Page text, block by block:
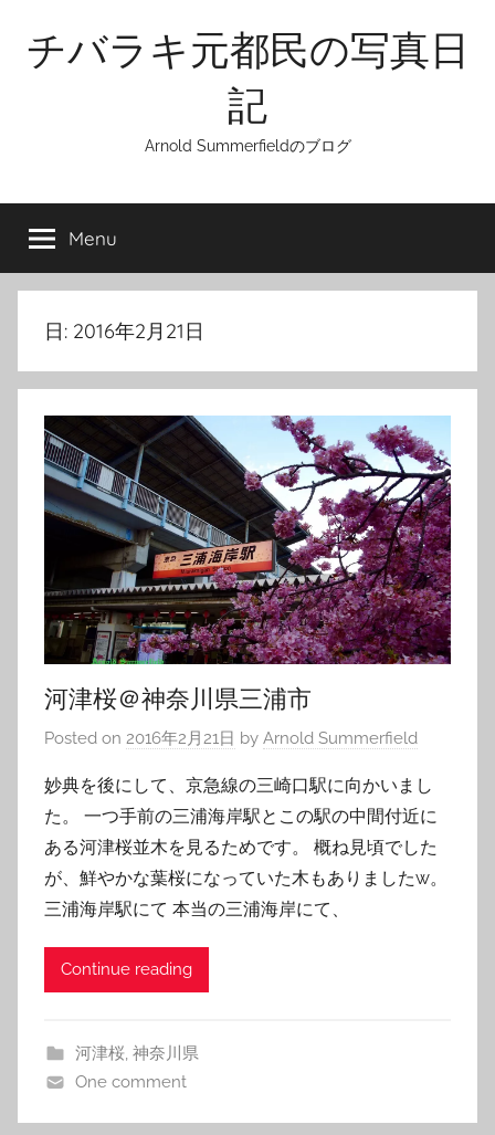
content
チバラキ元都民の写真日
記
Arnold Summerfieldのブログ
Menu
日: 2016年2月21日
河津桜＠神奈川県三浦市
Posted on 2016年2月21日 by Arnold Summerfield
妙典を後にして、京急線の三崎口駅に向かいまし
た。 一つ手前の三浦海岸駅とこの駅の中間付近に
ある河津桜並木を見るためです。 概ね見頃でした
が、鮮やかな葉桜になっていた木もありましたw。
三浦海岸駅にて 本当の三浦海岸にて、
Continue reading
河津桜, 神奈川県
One comment